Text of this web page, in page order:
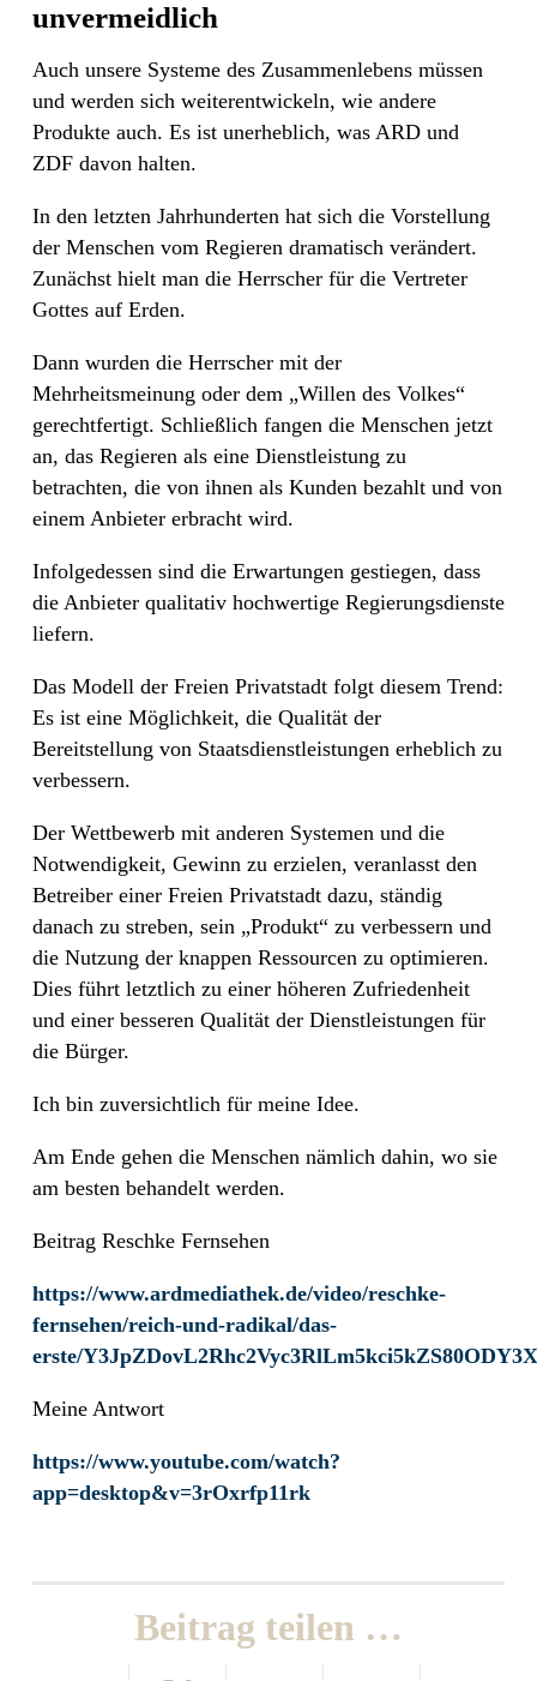
unvermeidlich
Auch unsere Systeme des Zusammenlebens müssen
und werden sich weiterentwickeln, wie andere
Produkte auch. Es ist unerheblich, was ARD und
ZDF davon halten.
In den letzten Jahrhunderten hat sich die Vorstellung
der Menschen vom Regieren dramatisch verändert.
Zunächst hielt man die Herrscher für die Vertreter
Gottes auf Erden.
Dann wurden die Herrscher mit der
Mehrheitsmeinung oder dem „Willen des Volkes“
gerechtfertigt. Schließlich fangen die Menschen jetzt
an, das Regieren als eine Dienstleistung zu
betrachten, die von ihnen als Kunden bezahlt und von
einem Anbieter erbracht wird.
Infolgedessen sind die Erwartungen gestiegen, dass
die Anbieter qualitativ hochwertige Regierungsdienste
liefern.
Das Modell der Freien Privatstadt folgt diesem Trend:
Es ist eine Möglichkeit, die Qualität der
Bereitstellung von Staatsdienstleistungen erheblich zu
verbessern.
Der Wettbewerb mit anderen Systemen und die
Notwendigkeit, Gewinn zu erzielen, veranlasst den
Betreiber einer Freien Privatstadt dazu, ständig
danach zu streben, sein „Produkt“ zu verbessern und
die Nutzung der knappen Ressourcen zu optimieren.
Dies führt letztlich zu einer höheren Zufriedenheit
und einer besseren Qualität der Dienstleistungen für
die Bürger.
Ich bin zuversichtlich für meine Idee.
Am Ende gehen die Menschen nämlich dahin, wo sie
am besten behandelt werden.
Beitrag Reschke Fernsehen
https://www.ardmediathek.de/video/reschke-
fernsehen/reich-und-radikal/das-
erste/
Meine Antwort
https://www.youtube.com/watch?
app=desktop&v=3rOxrfp11rk
Beitrag teilen …